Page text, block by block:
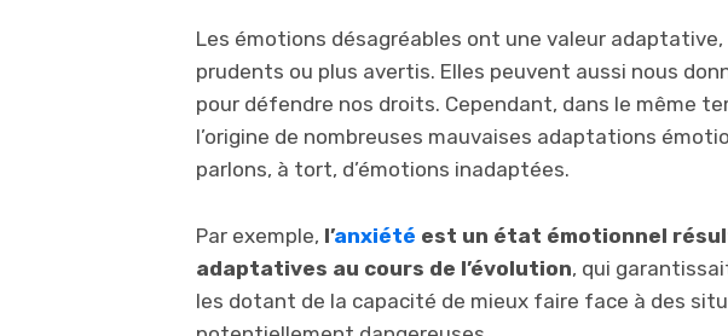
Les émotions désagréables ont une valeur
prudents ou plus avertis. Elles peuvent aussi nous
pour défendre nos droits. Cependant, dans le même
l’origine de nombreuses mauvaises adaptations
parlons, à tort, d’émotions inadaptées.
Par exemple, l’anxiété est un état émotionnel
adaptatives au cours de l’évolution, qui
les dotant de la capacité de mieux faire face à des